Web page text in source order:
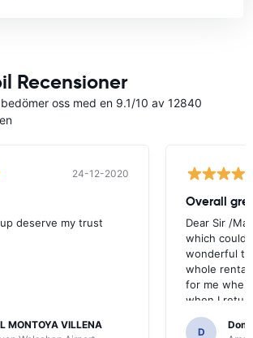
Recensioner
oss med en 9.1/10 av 12840
24-12-2020
deserve my trust
MONTOYA VILLENA
Overall
Dear Sir /
which could
wonderful to
whole
for me
when I
the desk
D